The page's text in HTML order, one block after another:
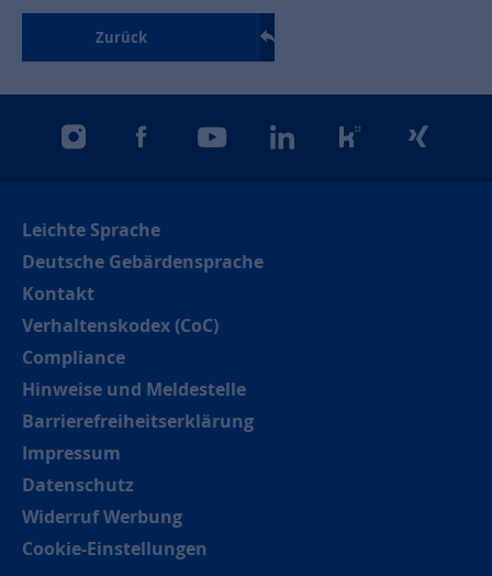
Zurück
instagramfacebookyoutubelinkedinkununuxing
Leichte Sprache
Deutsche Gebärdensprache
Kontakt
Verhaltenskodex (CoC)
Compliance
Hinweise und Meldestelle
Barrierefreiheitserklärung
Impressum
Datenschutz
Widerruf Werbung
Cookie-Einstellungen